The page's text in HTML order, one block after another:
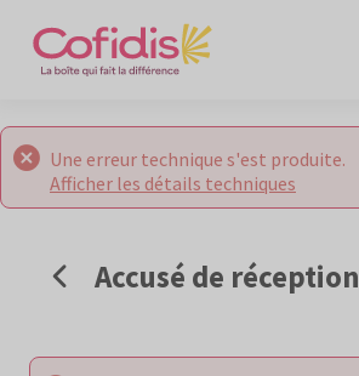
Une erreur technique s'est produite.
Afficher les détails techniques
Accusé de réception